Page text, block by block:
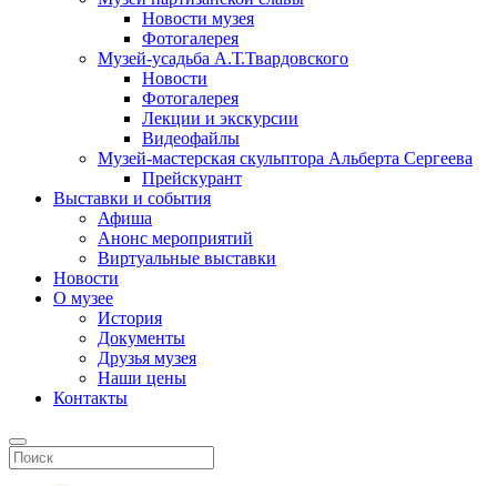
Новости музея
Фотогалерея
Музей-усадьба А.Т.Твардовского
Новости
Фотогалерея
Лекции и экскурсии
Видеофайлы
Музей-мастерская скульптора Альберта Сергеева
Прейскурант
Выставки и события
Афиша
Анонс мероприятий
Виртуальные выставки
Новости
О музее
История
Документы
Друзья музея
Наши цены
Контакты